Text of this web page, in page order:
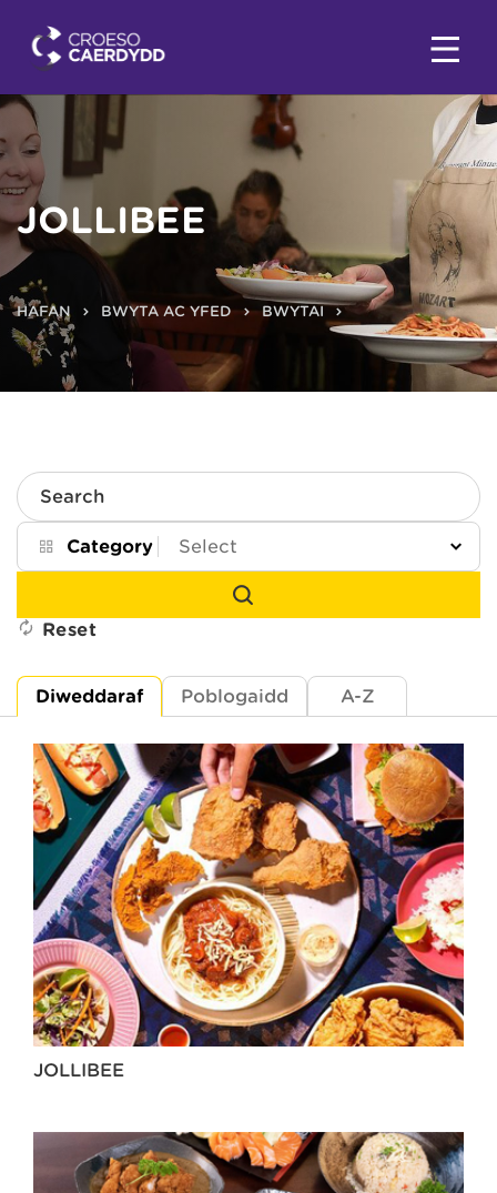
JOLLIBEE
HAFAN BWYTA AC YFED BWYTAI
Search
Category
Reset
Diweddaraf Poblogaidd A-Z
JOLLIBEE